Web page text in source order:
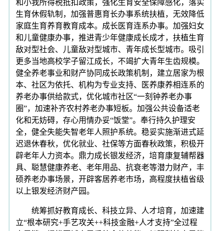
和小我所得税抵扣政策，强化生育安全保障感化，落实
生育休假轨制，加强普惠育长办事系统扶植，无效降低
家庭生育养育教育成本。成长医育连系办事。加强妇女
和儿童健康办事，推进青少年健康成长成才，扶植生育
敌对型社会、儿童敌对型城市、青年成长型城市。吸引
更多当地高校学子留江成长，不竭扩大青年生齿规模。
健全养老事业和财产协同成长政策机制，建立居家为根
本、社区为依托、机构为专业支持、医养康养相连系的
养老办事供给款式，优化城市社区“一刻钟养老办事
圈”，加速补齐农村养老办事短板。加强公共设备适老
化和无妨碍，存心用情办妥“饭堂”。奉行持久护理安
全，健全失能失智老年人照护系统。稳妥实施渐进式延
迟退休春秋，优化就业、社保等方面春秋政策，积极开
辟老年人力资本。鼎力成长银发经济，培育康复辅帮器
具、聪慧健康养老、老年用品、抗衰老等潜力财产，丰
硕养老办事场景，开辟客居养老市场，高程度扶植省级
以上银发经济财产园。
统筹抓好教育成长、科技立异、人才培育，加速建
立“根本研究+手艺攻关++科技金融+人才支持”全过程